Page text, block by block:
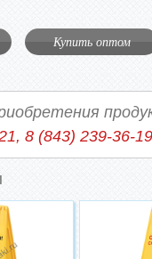
Купить оптом
8 (843) 239-36-